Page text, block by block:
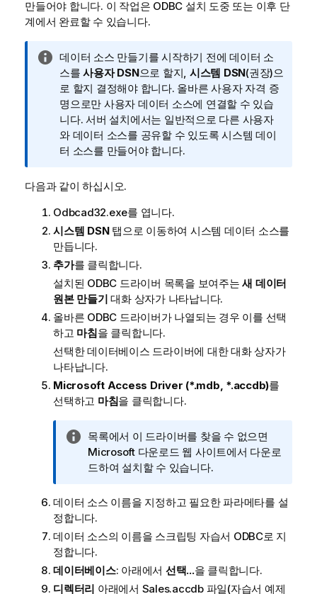
만들어야 합니다. 이 작업은 ODBC 설치 도중 또는 이후 단
계에서 완료할 수 있습니다.
정
보
메
모
데이터 소스 만들기를 시작하기 전에 데이터 소
스를사용자 DSN으로 할지, 시스템 DSN(권장)으
로 할지 결정해야 합니다. 올바른 사용자 자격 증
명으로만 사용자 데이터 소스에 연결할 수 있습
니다. 서버 설치에서는 일반적으로 다른 사용자
와 데이터 소스를 공유할 수 있도록 시스템 데이
터 소스를 만들어야 합니다.
다음과 같이 하십시오.
Odbcad32.exe를 엽니다.
시스템 DSN탭으로 이동하여 시스템 데이터 소스를
만듭니다.
추가를 클릭합니다.
설치된 ODBC 드라이버 목록을 보여주는새 데이터
원본 만들기 대화 상자가 나타납니다.
올바른 ODBC 드라이버가 나열되는 경우 이를 선택
하고 마침을 클릭합니다.
선택한 데이터베이스 드라이버에 대한 대화 상자가
나타납니다.
Microsoft Access Driver (*.mdb, *.accdb)를
선택하고 마침을 클릭합니다.
정
보
메
목록에서 이 드라이버를 찾을 수 없으면
Microsoft 다운로드 웹 사이트에서 다운로
드하여 설치할 수 있습니다.
데이터 소스 이름을 지정하고 필요한 파라메타를 설
정합니다.
데이터 소스의 이름을 스크립팅 자습서 ODBC로 지
정합니다.
데이터베이스: 아래에서 선택...을 클릭합니다.
디렉터리 아래에서 Sales.accdb파일(자습서 예제